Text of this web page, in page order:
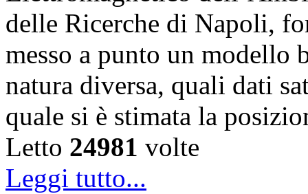
delle Ricerche di Napoli,
messo a punto un modello
natura diversa, quali dati
quale si è stimata la
Letto 24981 volte
Leggi tutto...